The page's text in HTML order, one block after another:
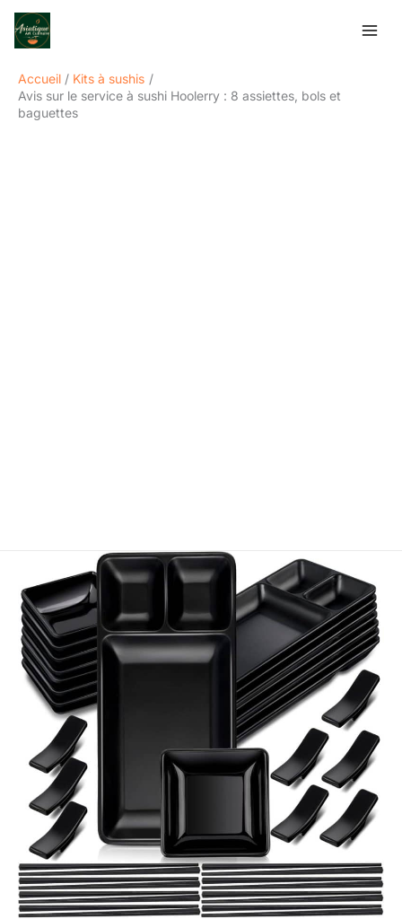
Aller
Accueil
Kits à sushis
Avis sur le service à sushi Hoolerry : 8 assiettes, bols et
baguettes
Rechercher